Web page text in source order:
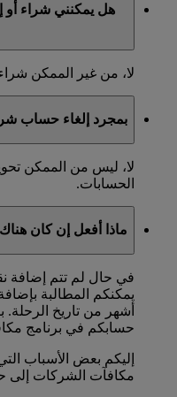
هل يمكنني شراء
لا، من غير الممكن
بمجرد إلغاء حساب
لا، ليس من الممكن
الحسابات.
ماذا أفعل إن كان
في حال لم تتم إضافة
يمكنكم المطالبة
أشهر من تاريخ
حسابكم في برنامج
إليكم بعض الأسباب
مكافآت الشركات إلى